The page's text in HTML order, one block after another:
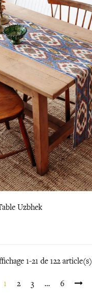
Uzbhek
1-21 de 122 article(s)
1 2 3 … 6